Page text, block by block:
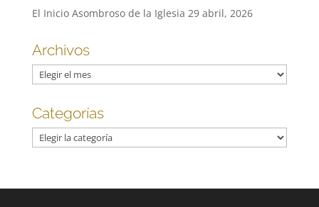
El Inicio Asombroso de la Iglesia 29 abril, 2026
Archivos
Archivos
Categorías
Categorías